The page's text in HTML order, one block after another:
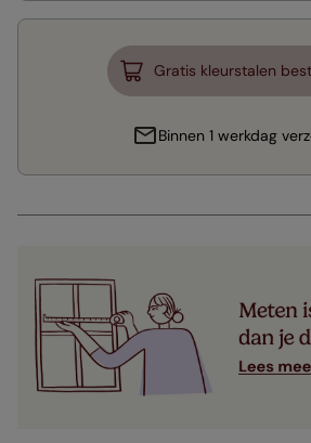
Gratis kleurstalen
Binnen 1 werkdag